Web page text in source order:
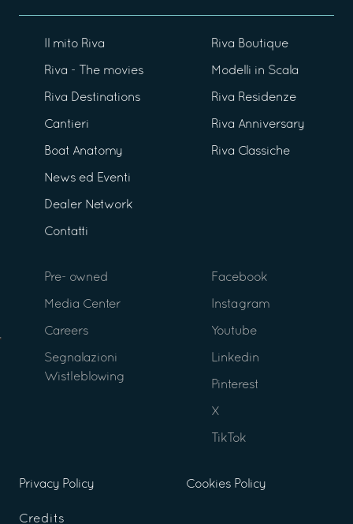
Il mito Riva
Riva - The movies
Riva Destinations
Cantieri
Boat Anatomy
News ed Eventi
Dealer Network
Contatti
Riva Boutique
Modelli in Scala
Riva Residenze
Riva Anniversary
Riva Classiche
Pre- owned
Media Center
Careers
Segnalazioni
Wistleblowing
Facebook
Instagram
Youtube
Linkedin
Pinterest
X
TikTok
Privacy Policy Cookies Policy
Credits